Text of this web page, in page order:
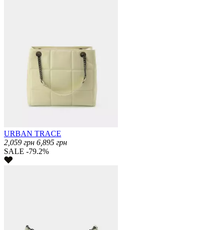
URBAN TRACE
2,059 грн 6,895 грн
SALE -79.2%